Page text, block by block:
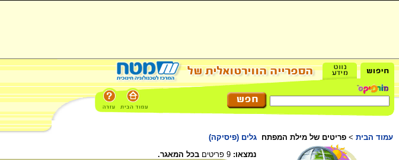
עמוד הבית > פריטים של מילת המפתח גלים (פיסיקה)
נמצאו:
בכל המאגר.